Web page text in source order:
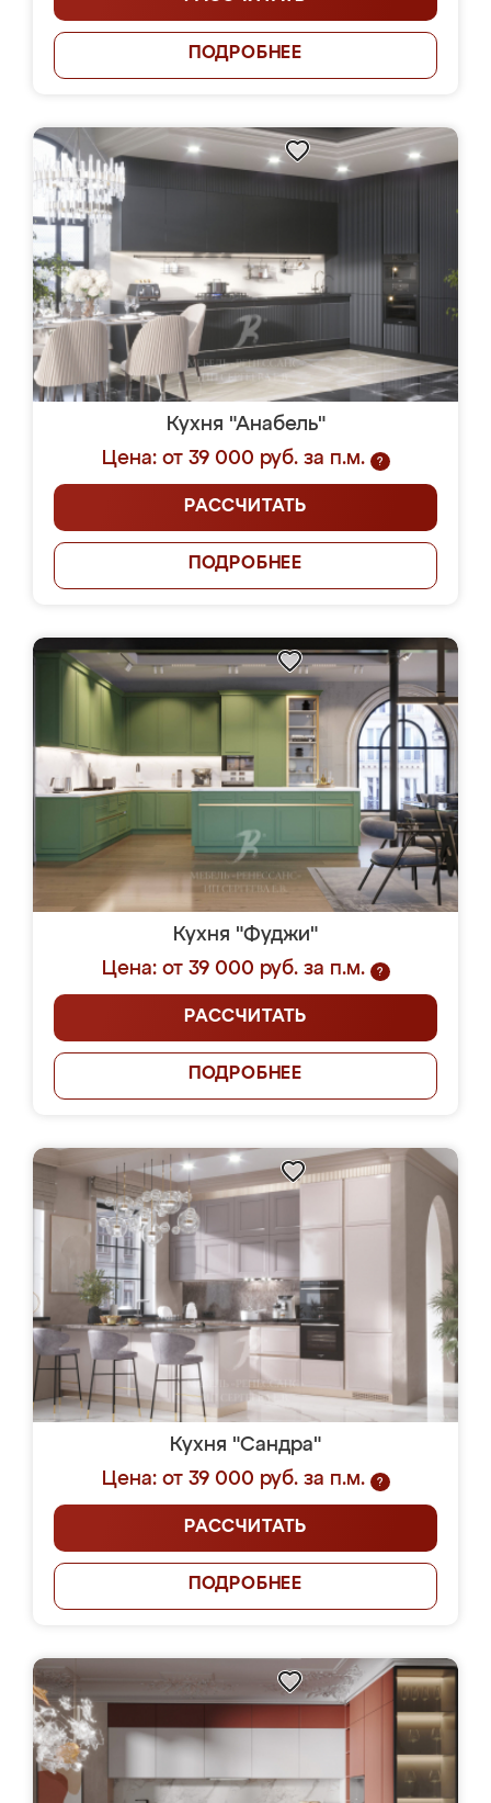
ПОДРОБНЕЕ
Кухня "Анабель"
Цена: от 39 000 руб. за п.м.
?
РАССЧИТАТЬ
ПОДРОБНЕЕ
Кухня "Фуджи"
Цена: от 39 000 руб. за п.м.
?
РАССЧИТАТЬ
ПОДРОБНЕЕ
Кухня "Сандра"
Цена: от 39 000 руб. за п.м.
?
РАССЧИТАТЬ
ПОДРОБНЕЕ